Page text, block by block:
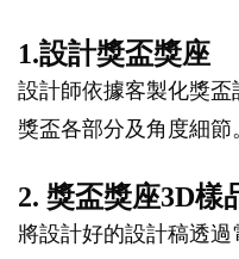
1.設計獎盃獎座
設計師依據客製化獎
獎盃各部分及角度細節
2. 獎盃獎座3D樣
將設計好的設計稿透